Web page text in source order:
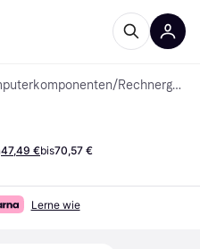
/ Rechnergehäuse
47,49 €bis70,57 €
Lerne wie